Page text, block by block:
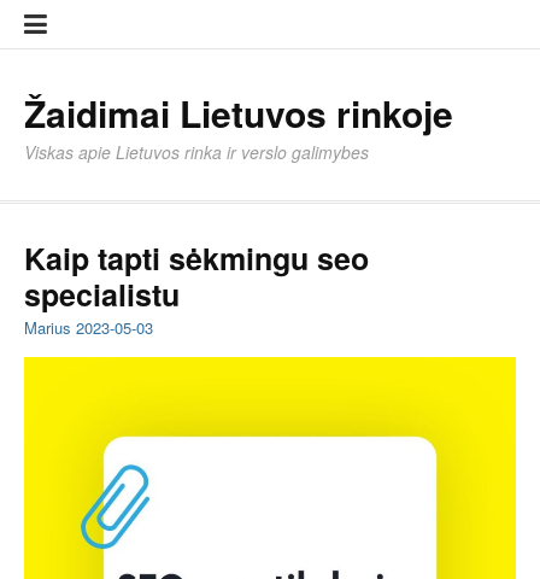
prie
Žaidimai Lietuvos rinkoje
Viskas apie Lietuvos rinka ir verslo galimybes
Kaip tapti sėkmingu seo
specialistu
Marius 2023-05-03